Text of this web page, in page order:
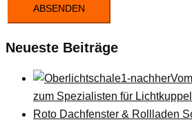
ABSENDEN
Neueste Beiträge
zum Spezialisten für
Roto Dachfenster & Rollladen